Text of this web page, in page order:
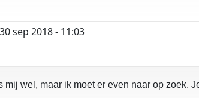
sep 2018 - 11:03
mij wel, maar ik moet er even naar op zoek.